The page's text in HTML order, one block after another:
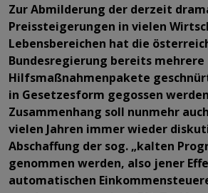
Zur Abmilderung der derzeit
Preissteigerungen in vielen
Lebensbereichen hat die
Bundesregierung bereits mehrere
Hilfsmaßnahmenpakete
in Gesetzesform gegossen
Zusammenhang soll nunmehr
vielen Jahren immer wieder
Abschaffung der sog. „kalten
genommen werden, also jener
automatischen